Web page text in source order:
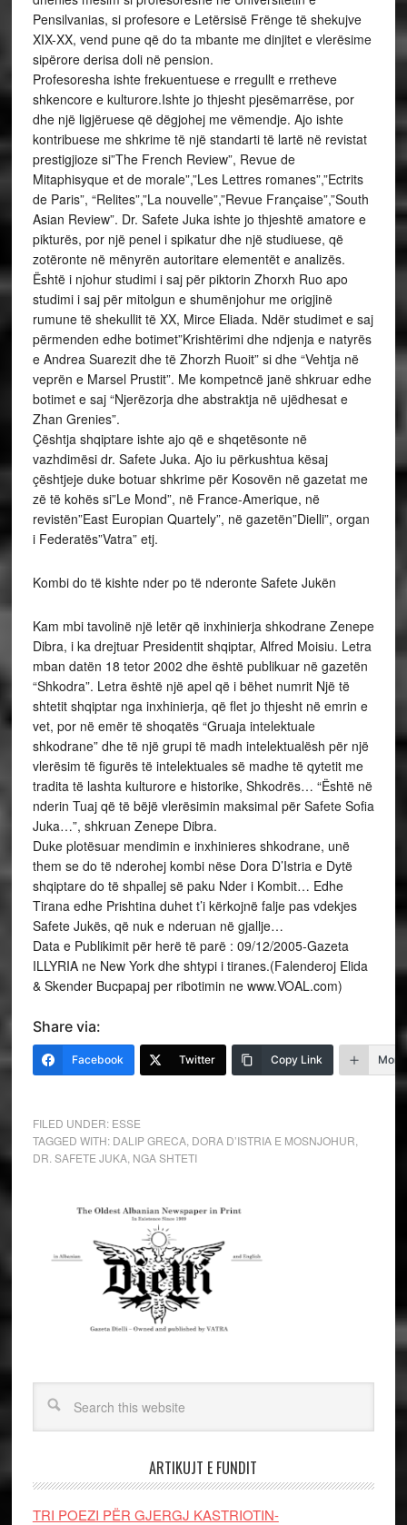
Pensilvanias, si profesore e Letërsisë Frënge të shekujve
XIX-XX, vend pune që do ta mbante me dinjitet e vlerësime
sipërore derisa doli në pension.
Profesoresha ishte frekuentuese e rregullt e rretheve
shkencore e kulturore.Ishte jo thjesht pjesëmarrëse, por
dhe një ligjëruese që dëgjohej me vëmendje. Ajo ishte
kontribuese me shkrime të një standarti të lartë në revistat
prestigjioze si”The French Review”, Revue de
Mitaphisyque et de morale”,”Les Lettres romanes”,”Ectrits
de Paris”, “Relites”,”La nouvelle”,”Revue Française”,”South
Asian Review”. Dr. Safete Juka ishte jo thjeshtë amatore e
pikturës, por një penel i spikatur dhe një studiuese, që
zotëronte në mënyrën autoritare elementët e analizës.
Është i njohur studimi i saj për piktorin Zhorxh Ruo apo
studimi i saj për mitolgun e shumënjohur me origjinë
rumune të shekullit të XX, Mirce Eliada. Ndër studimet e saj
përmenden edhe botimet”Krishtërimi dhe ndjenja e natyrës
e Andrea Suarezit dhe të Zhorzh Ruoit” si dhe “Vehtja në
veprën e Marsel Prustit”. Me kompetncë janë shkruar edhe
botimet e saj “Njerëzorja dhe abstraktja në ujëdhesat e
Zhan Grenies”.
Çështja shqiptare ishte ajo që e shqetësonte në
vazhdimësi dr. Safete Juka. Ajo iu përkushtua kësaj
çështjeje duke botuar shkrime për Kosovën në gazetat me
zë të kohës si”Le Mond”, në France-Amerique, në
revistën”East Europian Quartely”, në gazetën”Dielli”, organ
i Federatës”Vatra” etj.
Kombi do të kishte nder po të nderonte Safete Jukën
Kam mbi tavolinë një letër që inxhinierja shkodrane Zenepe
Dibra, i ka drejtuar Presidentit shqiptar, Alfred Moisiu. Letra
mban datën 18 tetor 2002 dhe është publikuar në gazetën
“Shkodra”. Letra është një apel që i bëhet numrit Një të
shtetit shqiptar nga inxhinierja, që flet jo thjesht në emrin e
vet, por në emër të shoqatës “Gruaja intelektuale
shkodrane” dhe të një grupi të madh intelektualësh për një
vlerësim të figurës të intelektuales së madhe të qytetit me
tradita të lashta kulturore e historike, Shkodrës… “Është në
nderin Tuaj që të bëjë vlerësimin maksimal për Safete Sofia
Juka…”, shkruan Zenepe Dibra.
Duke plotësuar mendimin e inxhinieres shkodrane, unë
them se do të nderohej kombi nëse Dora D’Istria e Dytë
shqiptare do të shpallej së paku Nder i Kombit… Edhe
Tirana edhe Prishtina duhet t’i kërkojnë falje pas vdekjes
Safete Jukës, që nuk e nderuan në gjallje…
Data e Publikimit për herë të parë : 09/12/2005-Gazeta
ILLYRIA ne New York dhe shtypi i tiranes.(Falenderoj Elida
& Skender Bucpapaj per ribotimin ne www.VOAL.com)
Share via:
Facebook Twitter Copy Link More
FILED UNDER: ESSE
TAGGED WITH: DALIP GRECA, DORA D’ISTRIA E MOSNJOHUR
DR. SAFETE JUKA, NGA SHTETI
ARTIKUJT E FUNDIT
TRI POEZI PËR GJERGJ KASTRIOTIN-